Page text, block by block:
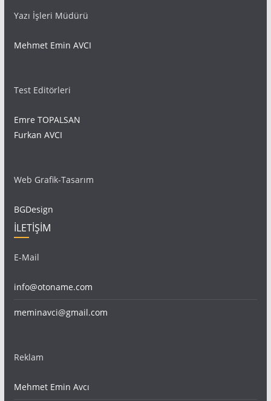
Yazı İşleri Müdürü
Mehmet Emin AVCI
Test Editörleri
Emre TOPALSAN
Furkan AVCI
Web Grafik-Tasarım
BGDesign
İLETİŞİM
E-Mail
info@otoname.com
meminavci@gmail.com
Reklam
Mehmet Emin Avcı